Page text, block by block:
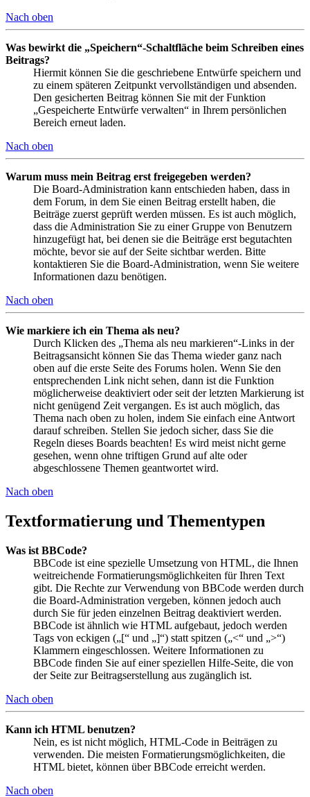
Nach oben
Was bewirkt die „Speichern“-Schaltfläche beim Schreiben eines
Beitrags?
Hiermit können Sie die geschriebene Entwürfe speichern und
zu einem späteren Zeitpunkt vervollständigen und absenden.
Den gesicherten Beitrag können Sie mit der Funktion
„Gespeicherte Entwürfe verwalten“ in Ihrem persönlichen
Bereich erneut laden.
Nach oben
Warum muss mein Beitrag erst freigegeben werden?
Die Board-Administration kann entschieden haben, dass in
dem Forum, in dem Sie einen Beitrag erstellt haben, die
Beiträge zuerst geprüft werden müssen. Es ist auch möglich,
dass die Administration Sie zu einer Gruppe von Benutzern
hinzugefügt hat, bei denen sie die Beiträge erst begutachten
möchte, bevor sie auf der Seite sichtbar werden. Bitte
kontaktieren Sie die Board-Administration, wenn Sie weitere
Informationen dazu benötigen.
Nach oben
Wie markiere ich ein Thema als neu?
Durch Klicken des „Thema als neu markieren“-Links in der
Beitragsansicht können Sie das Thema wieder ganz nach
oben auf die erste Seite des Forums holen. Wenn Sie den
entsprechenden Link nicht sehen, dann ist die Funktion
möglicherweise deaktiviert oder seit der letzten Markierung ist
nicht genügend Zeit vergangen. Es ist auch möglich, das
Thema nach oben zu holen, indem Sie einfach eine Antwort
darauf schreiben. Stellen Sie jedoch sicher, dass Sie die
Regeln dieses Boards beachten! Es wird meist nicht gerne
gesehen, wenn ohne triftigen Grund auf alte oder
abgeschlossene Themen geantwortet wird.
Nach oben
Textformatierung und Thementypen
Was ist BBCode?
BBCode ist eine spezielle Umsetzung von HTML, die Ihnen
weitreichende Formatierungsmöglichkeiten für Ihren Text
gibt. Die Rechte zur Verwendung von BBCode werden durch
die Board-Administration vergeben, können jedoch auch
durch Sie für jeden einzelnen Beitrag deaktiviert werden.
BBCode ist ähnlich wie HTML aufgebaut, jedoch werden
Tags von eckigen („[“ und „]“) statt spitzen („<“ und „>“)
Klammern eingeschlossen. Weitere Informationen zu
BBCode finden Sie auf einer speziellen Hilfe-Seite, die von
der Seite zur Beitragserstellung aus zugänglich ist.
Nach oben
Kann ich HTML benutzen?
Nein, es ist nicht möglich, HTML-Code in Beiträgen zu
verwenden. Die meisten Formatierungsmöglichkeiten, die
HTML bietet, können über BBCode erreicht werden.
Nach oben